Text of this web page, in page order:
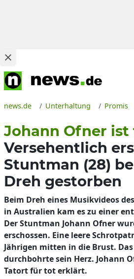
news.de Unterhaltung Promis
Johann Ofner ist
Versehentlich
Stuntman (28)
Dreh gestorben
Beim Dreh eines Musikvideos
in Australien kam es zu einer
Der Stuntman Johann Ofner
erschossen. Eine leere
Jährigen mitten in die Brust.
durchbohrte sein Herz. Johann
Tatort für tot erklärt.